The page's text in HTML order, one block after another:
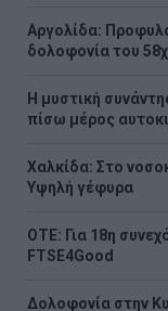
Αργολίδα:
δολοφονία του
Η μυστική
πίσω μέρος
Χαλκίδα: Στο
Υψηλή γέφυρα
ΟΤΕ: Για 18η
FTSE4Good
Δολοφονία στην